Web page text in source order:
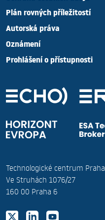
Plán rovných příležitostí
Autorská práva
Oznámení
Prohlášení o přístupnosti
Technologické centrum Praha
Ve Struhách 1076/27
160 00 Praha 6